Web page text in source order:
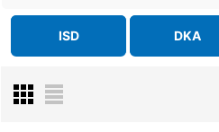
ISD DKA